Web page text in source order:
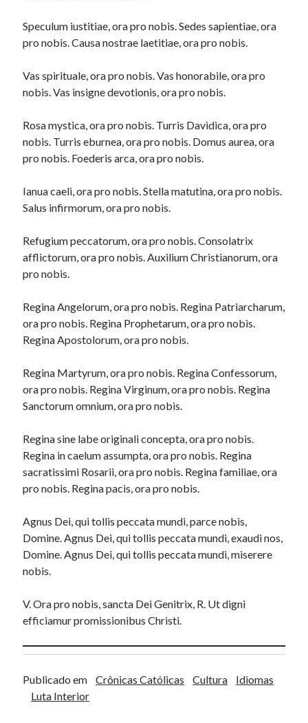
Speculum iustitiae, ora pro nobis. Sedes sapientiae, ora
pro nobis. Causa nostrae laetitiae, ora pro nobis.
Vas spirituale, ora pro nobis. Vas honorabile, ora pro
nobis. Vas insigne devotionis, ora pro nobis.
Rosa mystica, ora pro nobis. Turris Davidica, ora pro
nobis. Turris eburnea, ora pro nobis. Domus aurea, ora
pro nobis. Foederis arca, ora pro nobis.
Ianua caeli, ora pro nobis. Stella matutina, ora pro nobis.
Salus infirmorum, ora pro nobis.
Refugium peccatorum, ora pro nobis. Consolatrix
afflictorum, ora pro nobis. Auxilium Christianorum, ora
pro nobis.
Regina Angelorum, ora pro nobis. Regina Patriarcharum,
ora pro nobis. Regina Prophetarum, ora pro nobis.
Regina Apostolorum, ora pro nobis.
Regina Martyrum, ora pro nobis. Regina Confessorum,
ora pro nobis. Regina Virginum, ora pro nobis. Regina
Sanctorum omnium, ora pro nobis.
Regina sine labe originali concepta, ora pro nobis.
Regina in caelum assumpta, ora pro nobis. Regina
sacratissimi Rosarii, ora pro nobis. Regina familiae, ora
pro nobis. Regina pacis, ora pro nobis.
Agnus Dei, qui tollis peccata mundi, parce nobis,
Domine. Agnus Dei, qui tollis peccata mundi, exaudi nos,
Domine. Agnus Dei, qui tollis peccata mundi, miserere
nobis.
V. Ora pro nobis, sancta Dei Genitrix, R. Ut digni
efficiamur promissionibus Christi.
Publicado em Crônicas Católicas Cultura
Idiomas
Luta Interior